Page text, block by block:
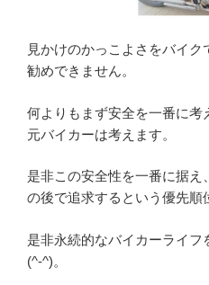
見かけのかっこよさをバイ
勧めできません。
何よりもまず安全を一番に考
元バイカーは考えます。
是非この安全性を一番に据え
の後で追求するという優先順
是非永続的なバイカーライフ
(^-^)。